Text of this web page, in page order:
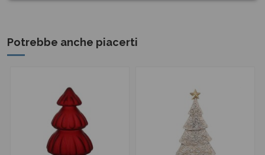
Potrebbe anche piacerti